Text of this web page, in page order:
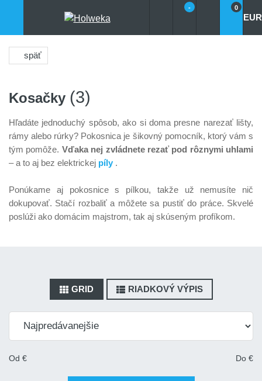
- 0
EUR
späť
Kosačky (3)
Hľadáte jednoduchý spôsob, ako si doma presne narezať lišty,
rámy alebo rúrky? Pokosnica je šikovný pomocník, ktorý vám s
tým pomôže. Vďaka nej zvládnete rezať pod rôznymi uhlami
– a to aj bez elektrickej píly .
Ponúkame aj pokosnice s pílkou, takže už nemusíte nič
dokupovať. Stačí rozbaliť a môžete sa pustiť do práce. Skvelé
poslúži ako domácim majstrom, tak aj skúseným profíkom.
GRID RIADKOVÝ VÝPIS
Od € Do €